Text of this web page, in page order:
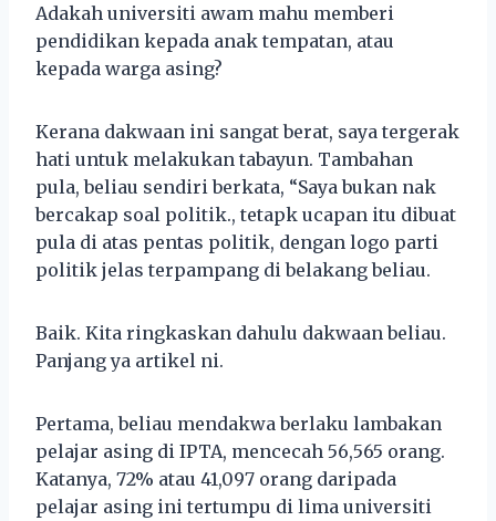
Adakah universiti awam mahu memberi
pendidikan kepada anak tempatan, atau
kepada warga asing?
Kerana dakwaan ini sangat berat, saya tergerak
hati untuk melakukan tabayun. Tambahan
pula, beliau sendiri berkata, “Saya bukan nak
bercakap soal politik., tetapk ucapan itu dibuat
pula di atas pentas politik, dengan logo parti
politik jelas terpampang di belakang beliau.
Baik. Kita ringkaskan dahulu dakwaan beliau.
Panjang ya artikel ni.
Pertama, beliau mendakwa berlaku lambakan
pelajar asing di IPTA, mencecah 56,565 orang.
Katanya, 72% atau 41,097 orang daripada
pelajar asing ini tertumpu di lima universiti